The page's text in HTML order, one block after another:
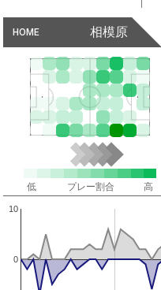
HOME 相模原
低 プレー割合 高
0
10